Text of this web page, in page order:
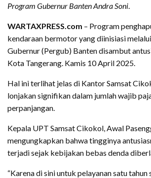
Program Gubernur Banten Andra Soni.
WARTAXPRESS.com – Program
kendaraan bermotor yang diinisiasi
Gubernur (Pergub) Banten disambut
Kota Tangerang. Kamis 10 April 2025.
Hal ini terlihat jelas di Kantor Samsat
lonjakan signifikan dalam jumlah wajib
perpanjangan.
Kepala UPT Samsat Cikokol, Awal
mengungkapkan bahwa tingginya
terjadi sejak kebijakan bebas denda
“Karena di sini untuk pelayanan satu tahun